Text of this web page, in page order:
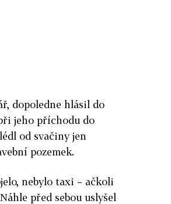
dopoledne hlásil do
jeho příchodu do
od svačiny jen
pozemek.
nebylo taxi – ačkoli
před sebou uslyšel